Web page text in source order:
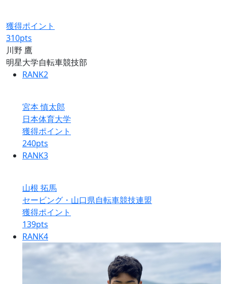
獲得ポイント
310pts
川野 鷹
明星大学自転車競技部
RANK2
宮本 慎太郎
日本体育大学
獲得ポイント
240pts
RANK3
山根 拓馬
セービング・山口県自転車競技連盟
獲得ポイント
139pts
RANK4